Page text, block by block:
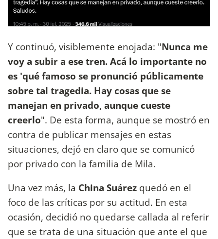
Y continuó, visiblemente enojada: "Nunca me
voy a subir a ese tren. Acá lo importante no
es 'qué famoso se pronunció públicamente
sobre tal tragedia. Hay cosas que se
manejan en privado, aunque cueste
creerlo". De esta forma, aunque se mostró en
contra de publicar mensajes en estas
situaciones, dejó en claro que se comunicó
por privado con la familia de Mila.
Una vez más, la China Suárez quedó en el
foco de las críticas por su actitud. En esta
ocasión, decidió no quedarse callada al referir
que se trata de una situación que ante el que